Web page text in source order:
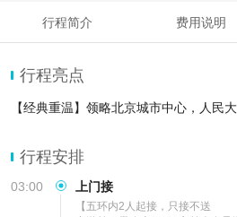
行程简介 费用说明
行程亮点
【经典重温】领略北京城市中心，人民
行程安排
03:00 上门接
【五环内2人起接，只接不送